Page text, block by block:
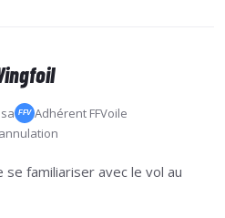
FFV Adhérent FFVoile
familiariser avec le vol au